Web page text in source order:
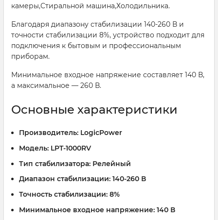
камеры,Стиральной машина,Холодильника.
Благодаря диапазону стабилизации 140-260 В и
точности стабилизации 8%, устройство подходит для
подключения к бытовым и профессиональным
приборам.
Минимальное входное напряжение составляет 140 В,
а максимальное — 260 В.
Основные характеристики
Производитель: LogicPower
Модель: LPT-1000RV
Тип стабилизатора: Релейный
Диапазон стабилизации: 140-260 В
Точность стабилизации: 8%
Минимальное входное напряжение: 140 В